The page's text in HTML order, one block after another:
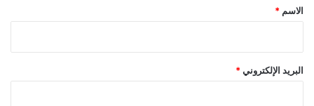
*
الاسم *
البريد الإلكتروني *